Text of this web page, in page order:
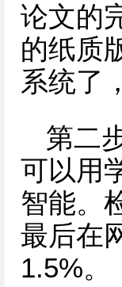
论文的
的纸质
系统了
第二
可以用
智能。
最后在
1.5%。